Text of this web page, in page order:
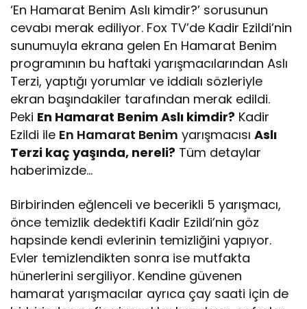
‘En Hamarat Benim Aslı kimdir?’ sorusunun
cevabı merak ediliyor. Fox TV’de Kadir Ezildi’nin
sunumuyla ekrana gelen En Hamarat Benim
programının bu haftaki yarışmacılarından Aslı
Terzi, yaptığı yorumlar ve iddialı sözleriyle
ekran başındakiler tarafından merak edildi.
Peki En Hamarat Benim Aslı kimdir? Kadir
Ezildi ile En Hamarat Benim yarışmacısıAslı
Terzi kaç yaşında, nereli? Tüm detaylar
haberimizde…
Birbirinden eğlenceli ve becerikli 5 yarışmacı,
önce temizlik dedektifi Kadir Ezildi’nin göz
hapsinde kendi evlerinin temizliğini yapıyor.
Evler temizlendikten sonra ise mutfakta
hünerlerini sergiliyor. Kendine güvenen
hamarat yarışmacılar ayrıca çay saati için de